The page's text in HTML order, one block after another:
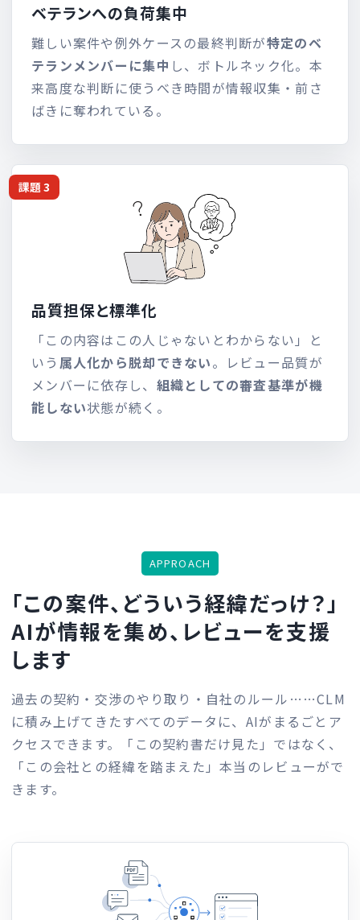
ベテランへの負荷集中
難しい案件や例外ケースの最終判断が特定のベ
テランメンバーに集中 し、ボトルネック化。本
来高度な判断に使うべき時間が情報収集・前さ
ばきに奪われている。
課題 3
品質担保と標準化
「この内容はこの人じゃないとわからない」と
いう 属人化から脱却できない。レビュー品質が
メンバーに依存し、 組織としての審査基準が機
能しない状態が続く。
APPROACH
「この案件、どういう経緯だっけ？」
AIが情報を集め、レビューを支援
します
過去の契約・交渉のやり取り・自社のルール……CLM
に積み上げてきたすべてのデータに、AIがまるごとア
クセスできます。
「この契約書だけ見た」ではなく、
「この会社との経緯を踏まえた」本当のレビューがで
きます。